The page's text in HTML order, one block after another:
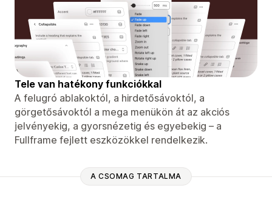
Tele van hatékony funkciókkal
A felugró ablakoktól, a hirdetősávoktól, a
görgetősávoktól a mega menükön át az akciós
jelvényekig, a gyorsnézetig és egyebekig – a
Fullframe fejlett eszközökkel rendelkezik.
A CSOMAG TARTALMA